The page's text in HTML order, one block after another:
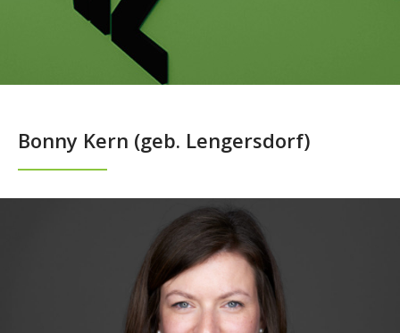
Bonny Kern (geb. Lengersdorf)